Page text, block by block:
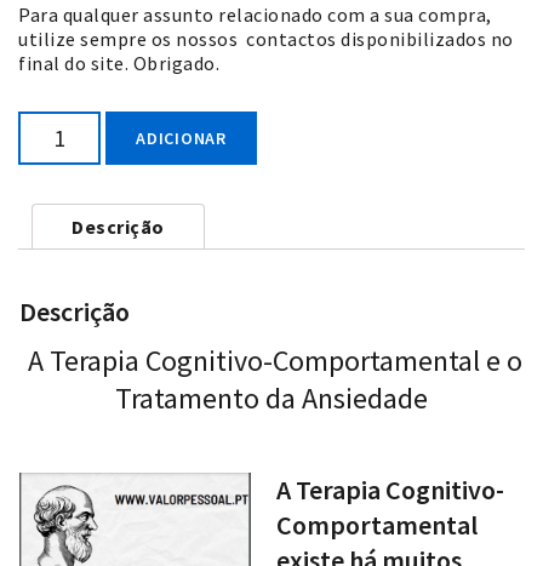
Para qualquer assunto relacionado com a sua compra,
utilize sempre os nossos contactos disponibilizados no
final do site. Obrigado.
ADICIONAR
Descrição
Descrição
A Terapia Cognitivo-Comportamental e o
Tratamento da Ansiedade
A Terapia Cognitivo-
Comportamental